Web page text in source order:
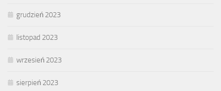
grudzień 2023
listopad 2023
wrzesień 2023
sierpień 2023